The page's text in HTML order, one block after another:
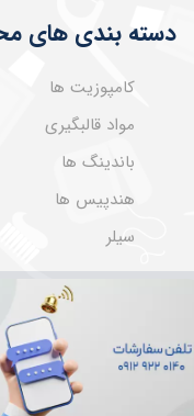
دسته بندی های
کامپوزیت ها
مواد قالبگیری
باندینگ ها
هندپیس ها
سیلر